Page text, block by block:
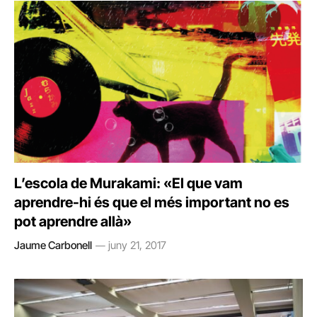
L’escola de Murakami: «El que vam
aprendre-hi és que el més important no es
pot aprendre allà»
Jaume Carbonell juny 21, 2017